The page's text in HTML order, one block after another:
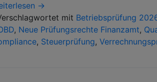
→
mit Betriebsprüfung
, Neue Prüfungsrechte Finanzamt,
, Steuerprüfung,